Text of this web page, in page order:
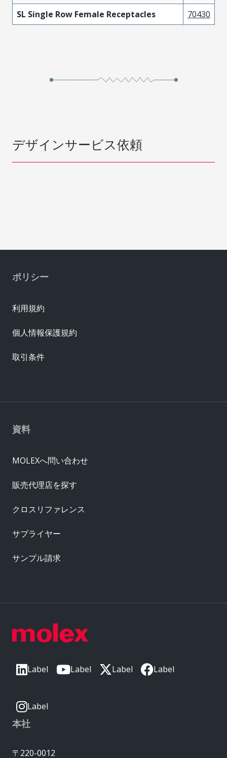
SL Single Row Female Receptacles 70430
デザインサービス依頼
Label Label Label Label
Label
本社
〒220-0012
資料
MOLEXへ問い合わせ
販売代理店を探す
クロスリファレンス
サプライヤー
サンプル請求
ポリシー
利用規約
個人情報保護規約
取引条件